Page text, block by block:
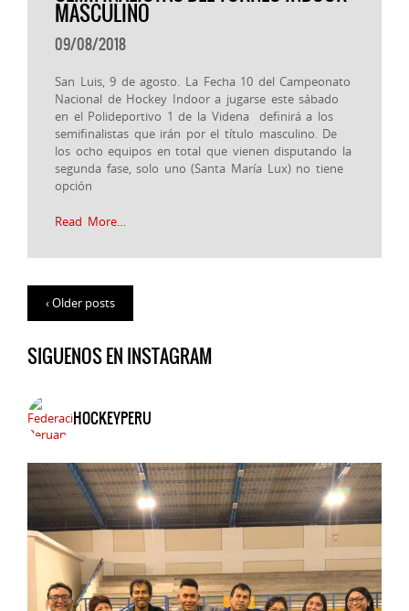
MASCULINO
09/08/2018
San Luis, 9 de agosto. La Fecha 10 del Campeonato
Nacional de Hockey Indoor a jugarse este sábado
en el Polideportivo 1 de la Videna definirá a los
semifinalistas que irán por el título masculino. De
los ocho equipos en total que vienen disputando la
segunda fase, solo uno (Santa María Lux) no tiene
opción
Read More…
‹ Older posts
SIGUENOS EN INSTAGRAM
HOCKEYPERU